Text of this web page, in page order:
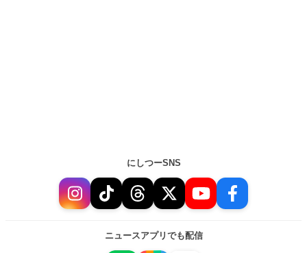
にしつーSNS
ニュースアプリでも配信